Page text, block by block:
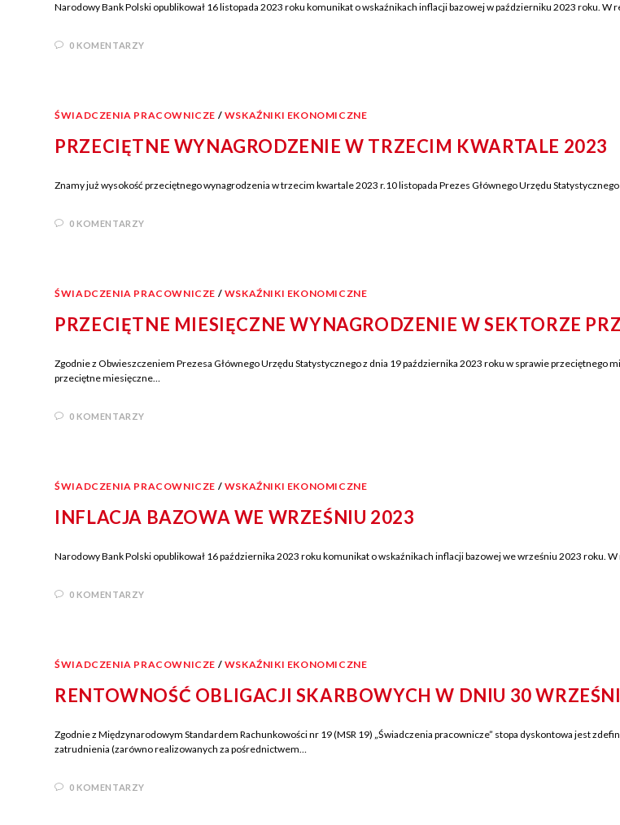
Narodowy Bank Polski opublikował 16 listopada 2023 roku komunikat o wskaźnikach inflacji bazowej w październiku 2023 roku.
0 KOMENTARZY
ŚWIADCZENIA PRACOWNICZE / WSKAŹNIKI EKONOMICZNE
PRZECIĘTNE WYNAGRODZENIE W TRZECIM KWARTALE 2023
Znamy już wysokość przeciętnego wynagrodzenia w trzecim kwartale 2023 r.10 listopada Prezes Głównego Urzędu
0 KOMENTARZY
ŚWIADCZENIA PRACOWNICZE / WSKAŹNIKI EKONOMICZNE
PRZECIĘTNE MIESIĘCZNE WYNAGRODZENIE W SEKTORZE
Zgodnie z Obwieszczeniem Prezesa Głównego Urzędu Statystycznego z dnia 19 października 2023 roku w sprawie
przeciętne miesięczne…
0 KOMENTARZY
ŚWIADCZENIA PRACOWNICZE / WSKAŹNIKI EKONOMICZNE
INFLACJA BAZOWA WE WRZEŚNIU 2023
Narodowy Bank Polski opublikował 16 października 2023 roku komunikat o wskaźnikach inflacji bazowej we wrześniu 2023 roku.
0 KOMENTARZY
ŚWIADCZENIA PRACOWNICZE / WSKAŹNIKI EKONOMICZNE
RENTOWNOŚĆ OBLIGACJI SKARBOWYCH W DNIU 30
Zgodnie z Międzynarodowym Standardem Rachunkowości nr 19 (MSR 19) „Świadczenia pracownicze” stopa dyskontowa jest
zatrudnienia (zarówno realizowanych za pośrednictwem…
0 KOMENTARZY